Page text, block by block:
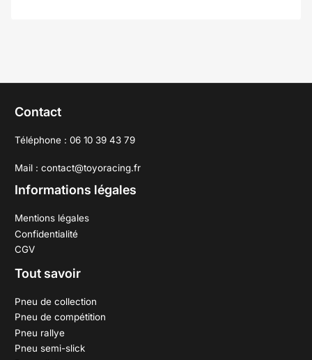
Contact
Téléphone : 06 10 39 43 79
Mail : contact@toyoracing.fr
Informations légales
Mentions légales
Confidentialité
CGV
Tout savoir
Pneu de collection
Pneu de compétition
Pneu rallye
Pneu semi-slick